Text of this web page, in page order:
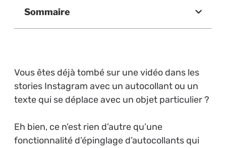
Sommaire
Vous êtes déjà tombé sur une vidéo dans les
stories Instagram avec un autocollant ou un
texte qui se déplace avec un objet particulier ?
Eh bien, ce n’est rien d’autre qu’une
fonctionnalité d’épinglage d’autocollants qui